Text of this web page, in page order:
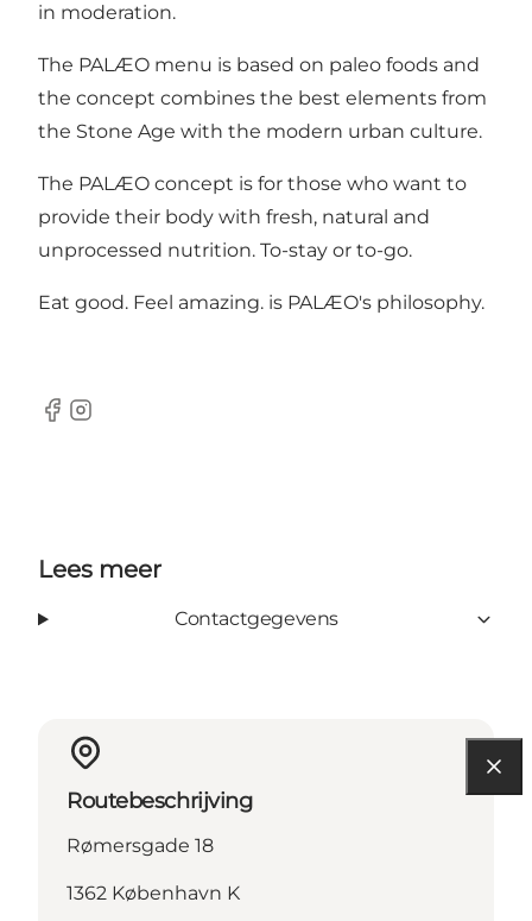
in moderation.
The PALÆO menu is based on paleo foods and
the concept combines the best elements from
the Stone Age with the modern urban culture.
The PALÆO concept is for those who want to
provide their body with fresh, natural and
unprocessed nutrition. To-stay or to-go.
Eat good. Feel amazing. is PALÆO's philosophy.
Facebook
Instagram
Lees meer
Contactgegevens
Routebeschrijving
Rømersgade 18
1362 København K